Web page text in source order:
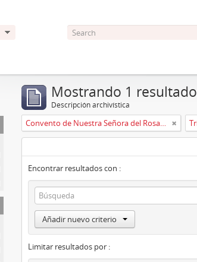
Mostrando 1
Descripción archivística
Convento de Nuestra Señora del Rosario de Oviedo
Encontrar resultados con :
Añadir nuevo criterio
Limitar resultados por :